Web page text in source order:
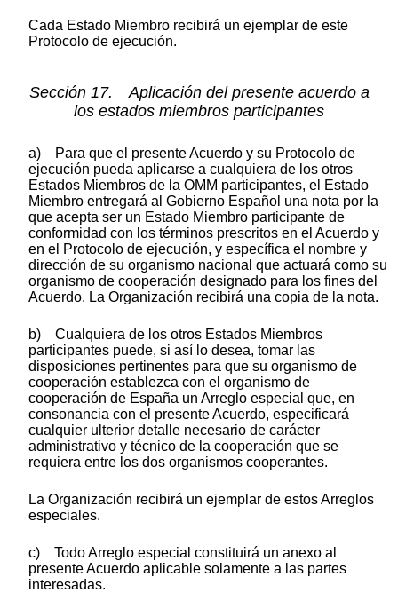
Cada Estado Miembro recibirá un ejemplar de este
Protocolo de ejecución.
Sección 17. Aplicación del presente acuerdo a
los estados miembros participantes
a) Para que el presente Acuerdo y su Protocolo de
ejecución pueda aplicarse a cualquiera de los otros
Estados Miembros de la OMM participantes, el Estado
Miembro entregará al Gobierno Español una nota por la
que acepta ser un Estado Miembro participante de
conformidad con los términos prescritos en el Acuerdo y
en el Protocolo de ejecución, y específica el nombre y
dirección de su organismo nacional que actuará como su
organismo de cooperación designado para los fines del
Acuerdo. La Organización recibirá una copia de la nota.
b) Cualquiera de los otros Estados Miembros
participantes puede, si así lo desea, tomar las
disposiciones pertinentes para que su organismo de
cooperación establezca con el organismo de
cooperación de España un Arreglo especial que, en
consonancia con el presente Acuerdo, especificará
cualquier ulterior detalle necesario de carácter
administrativo y técnico de la cooperación que se
requiera entre los dos organismos cooperantes.
La Organización recibirá un ejemplar de estos Arreglos
especiales.
c) Todo Arreglo especial constituirá un anexo al
presente Acuerdo aplicable solamente a las partes
interesadas.